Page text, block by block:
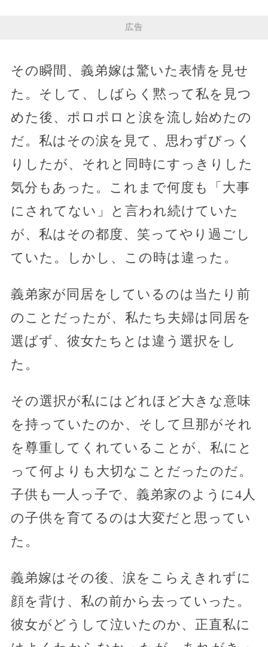
広告
その瞬間、義弟嫁は驚いた表情を見せ
た。そして、しばらく黙って私を見つ
めた後、ポロポロと涙を流し始めたの
だ。私はその涙を見て、思わずびっく
りしたが、それと同時にすっきりした
気分もあった。これまで何度も「大事
にされてない」と言われ続けていた
が、私はその都度、笑ってやり過ごし
ていた。しかし、この時は違った。
義弟家が同居をしているのは当たり前
のことだったが、私たち夫婦は同居を
選ばず、彼女たちとは違う選択をし
た。
その選択が私にはどれほど大きな意味
を持っていたのか、そして旦那がそれ
を尊重してくれていることが、私にと
って何よりも大切なことだったのだ。
子供も一人っ子で、義弟家のように4人
の子供を育てるのは大変だと思ってい
た。
義弟嫁はその後、涙をこらえきれずに
顔を背け、私の前から去っていった。
彼女がどうして泣いたのか、正直私に